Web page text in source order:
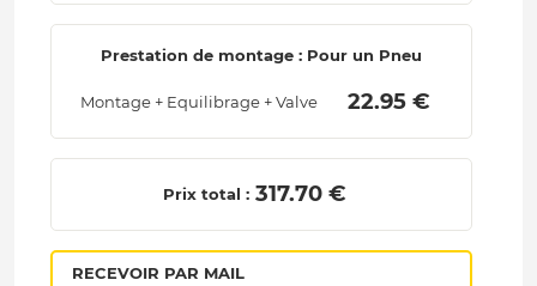
Prestation de montage : Pour un Pneu
Montage + Equilibrage + Valve 22.95 €
Prix total : 317.70 €
RECEVOIR PAR MAIL